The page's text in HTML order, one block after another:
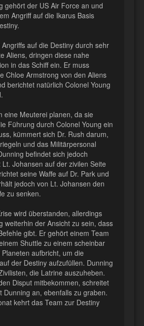
gehört der US Air Force an und
Angriff auf die Ikarus Basis
auf die Destiny durch sehr
Aliens, dringen diese nahe
in das Schiff ein. Er muss
Chloe Armstrong von den Aliens
berichtet natürlich Colonel Young
eine Meuterei planen, da sie
Führung durch Colonel Young ein
kümmert sich Dr. Rush darum,
und das Militärpersonal
befindet sich jedoch
Johansen auf der zivilen Seite
seine Waffe auf Dr. Park und
jedoch von Lt. Johansen den
zu senken.
wird überstanden, allerdings
weiterhin der Ansicht zu sein, dass
gibt. Er gehört einem Team
Shuttle zu einem scheinbar
aufbricht, um die
der Destiny aufzufüllen. Dunning
die Latrine auszuheben.
Disput mitbekommen, schreitet
Dunning an, ebenfalls zu graben.
kehrt das Team zur Destiny